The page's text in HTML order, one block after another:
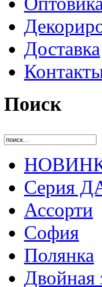
Доставка
Поиск
Серия
Ассорти
София
Полянка
Двойная